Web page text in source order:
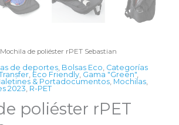
de poliéster rPET Sebastian
de deportes, Bolsas Eco, Categorías
, Eco Friendly, Gama "Green",
& Portadocumentos, Mochilas,
2023, R-PET
poliéster rPET